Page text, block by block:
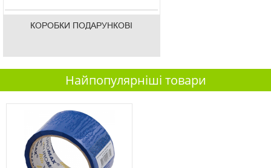
КОРОБКИ ПОДАРУНКОВІ
Найпопулярніші товари